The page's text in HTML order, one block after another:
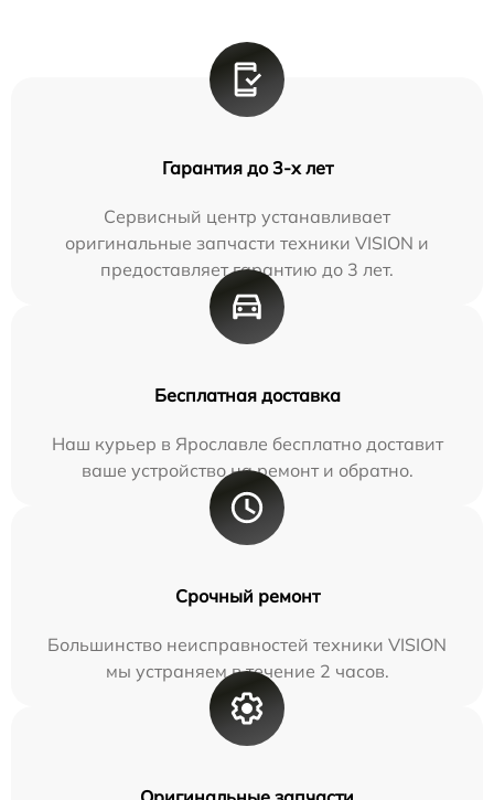
Гарантия до 3-х лет
Сервисный центр устанавливает
оригинальные запчасти техники VISION и
предоставляет гарантию до 3 лет.
Бесплатная доставка
Наш курьер в Ярославле бесплатно доставит
ваше устройство на ремонт и обратно.
Срочный ремонт
Большинство неисправностей техники VISION
мы устраняем в течение 2 часов.